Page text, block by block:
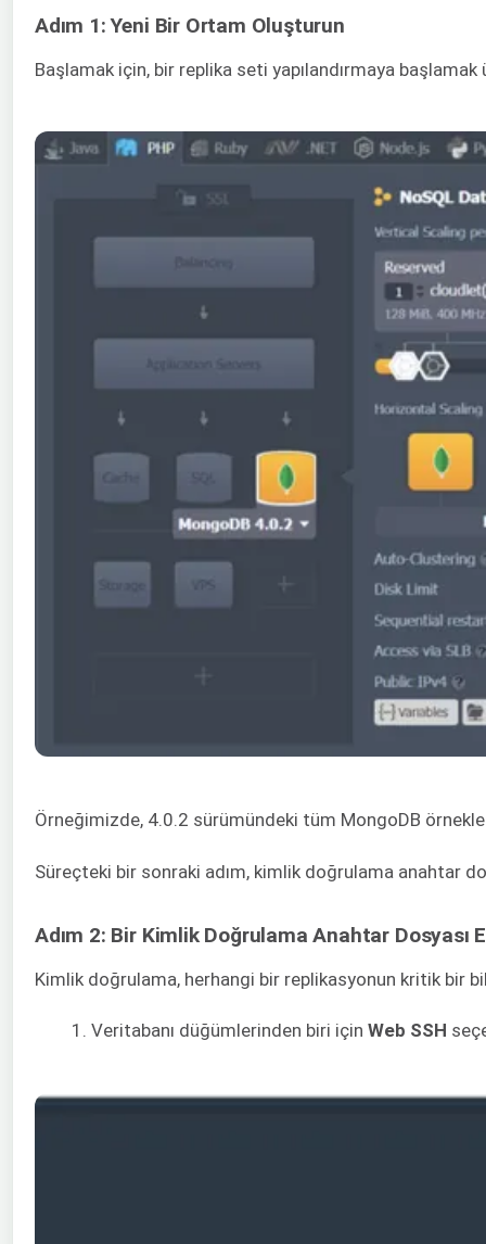
Adım 1: Yeni Bir Ortam Oluşturun
Başlamak için, bir replika seti yapılandırmaya
Örneğimizde, 4.0.2 sürümündeki tüm MongoDB
Süreçteki bir sonraki adım, kimlik doğrulama anahtar
Adım 2: Bir Kimlik Doğrulama Anahtar Dosyası
Kimlik doğrulama, herhangi bir replikasyonun kritik bir
Veritabanı düğümlerinden biri için Web SSH